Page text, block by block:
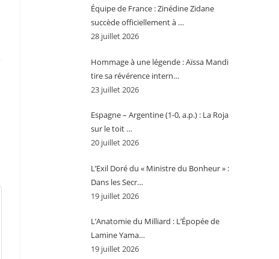
Équipe de France : Zinédine Zidane
succède officiellement à …
28 juillet 2026
Hommage à une légende : Aïssa Mandi
tire sa révérence intern…
23 juillet 2026
Espagne – Argentine (1-0, a.p.) : La Roja
sur le toit …
20 juillet 2026
L’Exil Doré du « Ministre du Bonheur » :
Dans les Secr…
19 juillet 2026
L’Anatomie du Milliard : L’Épopée de
Lamine Yama…
19 juillet 2026